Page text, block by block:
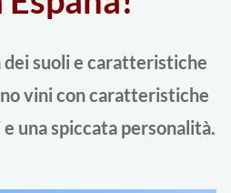
dei suoli e caratteristiche
vini con caratteristiche
una spiccata personalità.